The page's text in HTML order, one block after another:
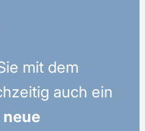
mit dem
auch ein
neue